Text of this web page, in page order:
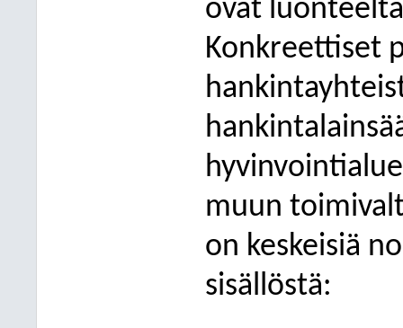
ovat
Konkreettiset
muun
on keskeisiä
sisällöstä: